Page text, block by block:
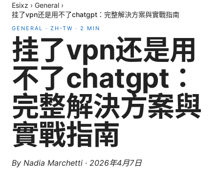
Esixz › General ›
挂了vpn还是用不了chatgpt：完整解決方案與實戰指南
GENERAL · ZH-TW · 2 MIN
挂了vpn还是用
不了chatgpt：
完整解決方案與
實戰指南
By Nadia Marchetti · 2026年4月7日